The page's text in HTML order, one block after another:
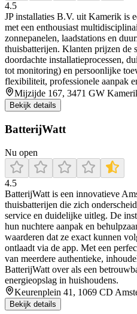
4.5
JP installaties B.V. uit Kamerik is
met een enthousiast
zonnepanelen, laadstations en
thuisbatterijen. Klanten prijzen de
doordachte installatieprocessen,
tot monitoring) en persoonlijke
flexibiliteit, professionele aanpak
Mijzijde 167, 3471 GW
Bekijk details
BatterijWatt
Nu open
4.5
BatterijWatt is een innovatieve
thuisbatterijen die zich
service en duidelijke uitleg. De
hun nuchtere aanpak en
waarderen dat ze exact kunnen
ontlaadt via de app. Met een
van meerdere authentieke,
BatterijWatt over als een
energieopslag in huishoudens.
Keurenplein 41, 1069 CD
Bekijk details